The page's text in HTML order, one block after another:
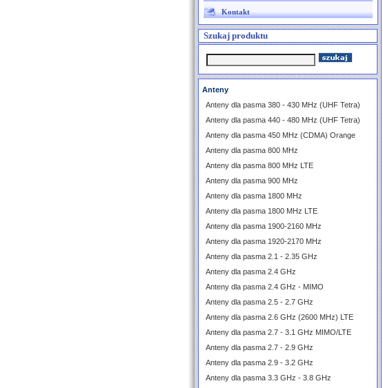
Kontakt
Szukaj produktu
Anteny
Anteny dla pasma 380 - 430 MHz (UHF Tetra)
Anteny dla pasma 440 - 480 MHz (UHF Tetra)
Anteny dla pasma 450 MHz (CDMA) Orange
Anteny dla pasma 800 MHz
Anteny dla pasma 800 MHz LTE
Anteny dla pasma 900 MHz
Anteny dla pasma 1800 MHz
Anteny dla pasma 1800 MHz LTE
Anteny dla pasma 1900-2160 MHz
Anteny dla pasma 1920-2170 MHz
Anteny dla pasma 2.1 - 2.35 GHz
Anteny dla pasma 2.4 GHz
Anteny dla pasma 2.4 GHz - MIMO
Anteny dla pasma 2.5 - 2.7 GHz
Anteny dla pasma 2.6 GHz (2600 MHz) LTE
Anteny dla pasma 2.7 - 3.1 GHz MIMO/LTE
Anteny dla pasma 2.7 - 2.9 GHz
Anteny dla pasma 2.9 - 3.2 GHz
Anteny dla pasma 3.3 GHz - 3.8 GHz